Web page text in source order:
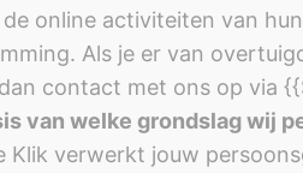
online activiteiten van
Als je er van
contact met ons op via
van welke grondslag wij
Klik verwerkt jouw